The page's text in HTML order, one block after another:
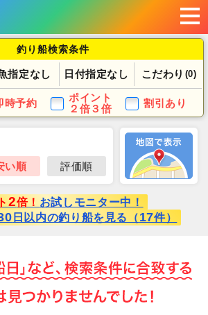
釣り船検索条件
指定なし 日付指定なし こだわり (0)
時予約
ポイント
２倍３倍
割引あり
い順 評価順
2倍！ お試しモニター中！
日以内の釣り船を見る（17件）